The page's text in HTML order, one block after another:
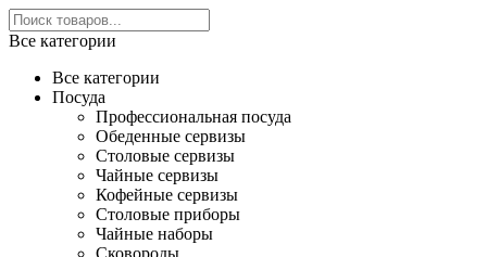
Все категории
Все категории
Посуда
Профессиональная посуда
Обеденные сервизы
Столовые сервизы
Чайные сервизы
Кофейные сервизы
Столовые приборы
Чайные наборы
Сковороды